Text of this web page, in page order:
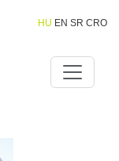
HU EN SR CRO